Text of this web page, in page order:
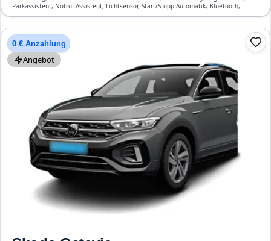
Parkassistent, Notruf-Assistent, Lichtsensor, Start/Stopp-Automatik, Bluetooth,
Freisprecheinrichtung, Verkehrszeichen-Erkennung, ESP, ABS, Klimatisierung, Airbag
0 € Anzahlung
Angebot